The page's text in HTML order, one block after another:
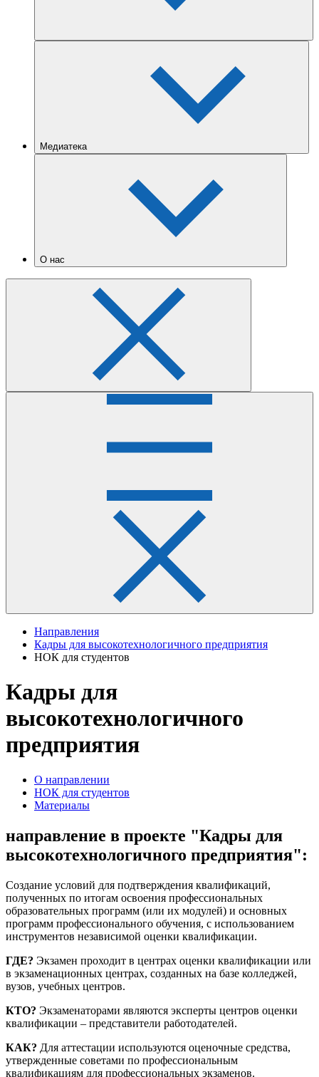
Медиатека
О нас
Направления
Кадры для высокотехнологичного предприятия
НОК для студентов
Кадры для
высокотехнологичного
предприятия
О направлении
НОК для студентов
Материалы
направление в проекте "Кадры для
высокотехнологичного предприятия":
Создание условий для подтверждения квалификаций,
полученных по итогам освоения профессиональных
образовательных программ (или их модулей) и основных
программ профессионального обучения, с использованием
инструментов независимой оценки квалификации.
ГДЕ? Экзамен проходит в центрах оценки квалификации или
в экзаменационных центрах, созданных на базе колледжей,
вузов, учебных центров.
КТО? Экзаменаторами являются эксперты центров оценки
квалификации – представители работодателей.
КАК? Для аттестации используются оценочные средства,
утвержденные советами по профессиональным
квалификациям для профессиональных экзаменов.